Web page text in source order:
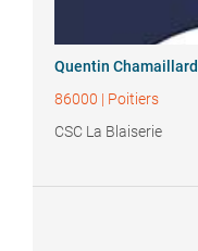
Quentin Chamaillard
86000 | Poitiers
CSC La Blaiserie